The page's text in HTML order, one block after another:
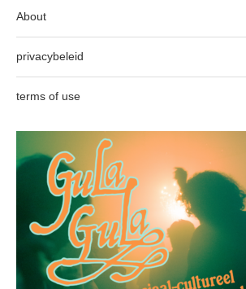
About
privacybeleid
terms of use